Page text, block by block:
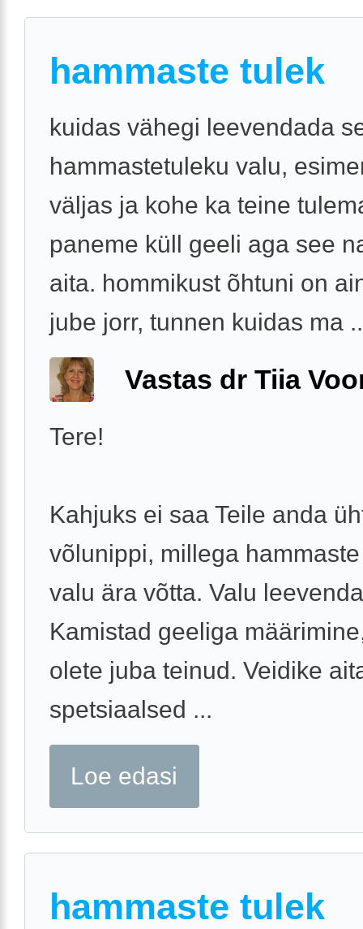
hammaste tulek
kuidas vähegi leevendada
hammastetuleku valu,
väljas ja kohe ka teine
paneme küll geeli aga see
aita. hommikust õhtuni on
jube jorr, tunnen kuidas ma
Vastas dr Tiia
Tere!
Kahjuks ei saa Teile anda
võlunippi, millega
valu ära võtta. Valu
Kamistad geeliga
olete juba teinud. Veidike
spetsiaalsed ...
Loe edasi
hammaste tulek